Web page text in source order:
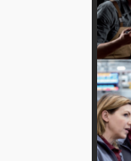
Fiche technique :
6 août 2026
Fiche technique :
4 août 2026
Crise énergétique
9 juillet 2026
Communiqué